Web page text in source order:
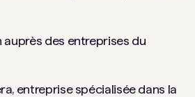
des entreprises du
entreprise spécialisée dans la